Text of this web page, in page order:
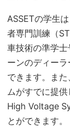
ASSETの学生
者専門訓練（
車技術の準学
ーンのディー
できます。ま
ムがすでに提
High Voltage
とができます。